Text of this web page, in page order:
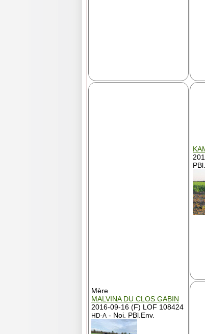
Mère
MALVINA DU CLOS GABIN
2016-09-16 (F) LOF 108424
HD-A - Noi. PBl.Env.